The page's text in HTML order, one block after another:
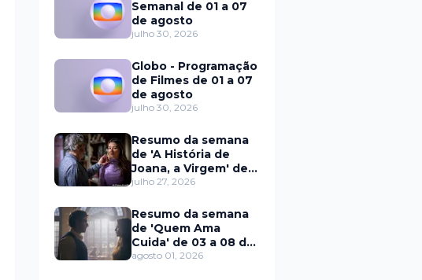
Semanal de 01 a 07
de agosto
julho 30, 2026
Globo - Programação
de Filmes de 01 a 07
de agosto
julho 30, 2026
Resumo da semana
de 'A História de
Joana, a Virgem' de
27 a 31 de julho
julho 27, 2026
Resumo da semana
de 'Quem Ama
Cuida' de 03 a 08 de
agosto
agosto 01, 2026